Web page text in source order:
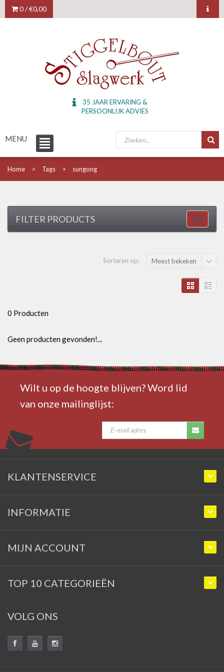
0 /€0,00
35 JAAR ERVARING &
PERSOONLIJK ADVIES
MENU
Home Tags sungong
FILTER PRODUCTS
Sorteren op: Meest bekeken
0 Producten
Geen producten gevonden!...
Wilt u op de hoogte blijven? Word lid
van onze mailinglijst:
KLANTENSERVICE
INFORMATIE
MIJN ACCOUNT
TOP 10 CATEGORIEËN
VOLG ONS